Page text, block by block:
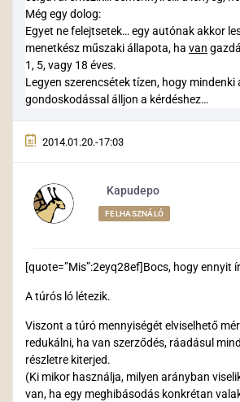
Még egy dolog:
Egyet ne felejtsetek… egy autónak akkor
menetkész műszaki állapota, ha van
1, 5, vagy 18 éves.
Legyen szerencsétek tízen, hogy mindenki
gondoskodással álljon a kérdéshez…
2014.01.20.-17:03
Kapudepo
FELHASZNÁLÓ
[quote=”Mis”:2eyq28ef]Bocs, hogy ennyit
A túrós ló létezik.
Viszont a túró mennyiségét elviselhető
redukálni, ha van szerződés, ráadásul
részletre kiterjed.
(Ki mikor használja, milyen arányban
van, ha egy meghibásodás konkrétan